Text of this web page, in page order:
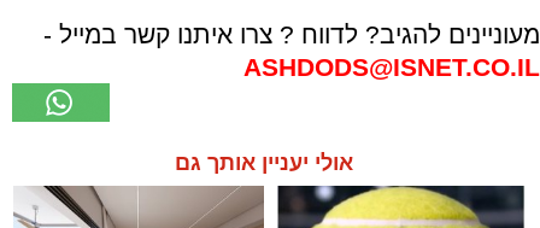
מעוניינים להגיב? לדווח ? צרו איתנו קשר במייל -
ASHDODS@ISNET.CO.IL
אולי יעניין אותך גם